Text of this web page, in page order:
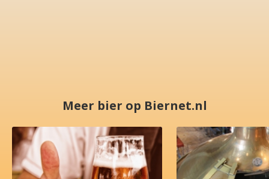
Meer bier op Biernet.nl